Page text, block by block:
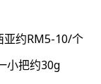
约RM5-10/个
小把约30g